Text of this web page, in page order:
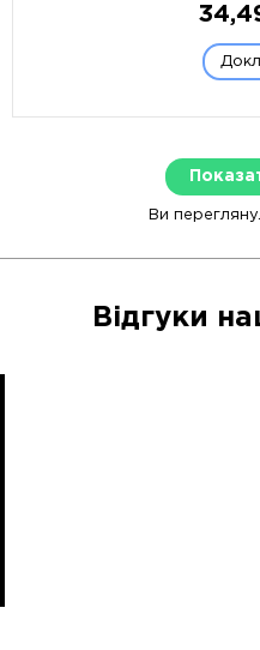
Ви
Відгуки